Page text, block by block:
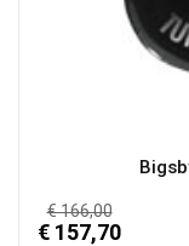
€ 166,00
€ 157,70